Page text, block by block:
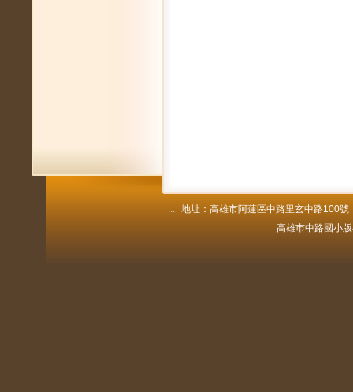
::: 地址：高雄市阿蓮區中路里玄中路100
高雄巿中路國小